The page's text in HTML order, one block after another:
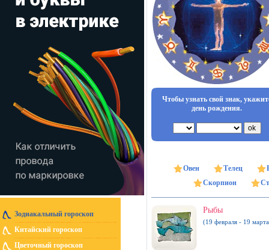
Зодиакальный гороскоп
Китайский гороскоп
Цветочный гороскоп
Чтобы узнать свой знак,
день рождения.
Овен Телец
Скорпион
Рыбы
(19 февраля - 19